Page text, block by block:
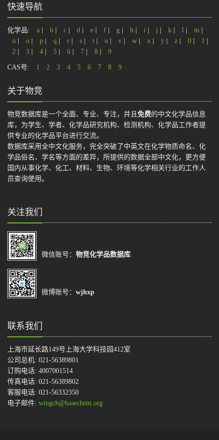
快速导航
化学品: a b c d e f g h i j k l m
n
o p q r s t u v w x y z 0 1
2
3 4 5 6 7 8 9
CAS号: 1 2 3 4 5 6 7 8 9
关于物竞
物竞数据库是一个全面、专业、专注，并且 免费的中文化学品信息
库，为学生、学者、化学品研究机构、检测机构、化学品工作者提
供专业的化学品平台进行交流。
数据库采用全中文化服务，完全突破了中英文在化学物质命名、化
学品俗名、学名等方面的差异，所提供的数据全部中文化，更方便
国内从事化学、化工、材料、生物、环境等化学相关行业的工作人
员查询使用。
关注我们
微信账号： 物竞化学品数据库
微博账号： wjhxp
联系我们
上海市延长路149号上海大学科技园412室
公司总机: 021-56389801
订购电话: 4007001514
传真电话: 021-56389802
客服电话: 021-56332350
电子邮件: wingch@basechem.org